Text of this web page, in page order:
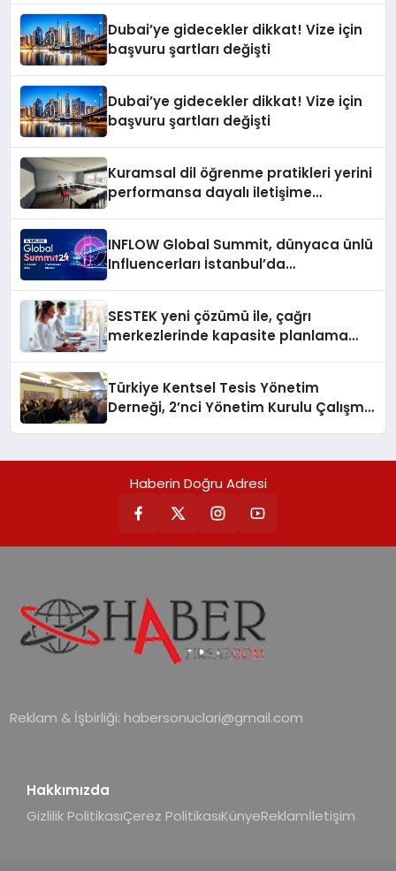
Dubai’ye gidecekler dikkat! Vize için
başvuru şartları değişti
Dubai’ye gidecekler dikkat! Vize için
başvuru şartları değişti
Kuramsal dil öğrenme pratikleri yerini
performansa dayalı iletişime
INFLOW Global Summit, dünyaca ünlü
Influencerları İstanbul’da
SESTEK yeni çözümü ile, çağrı
merkezlerinde kapasite planlama
Türkiye Kentsel Tesis Yönetim
Derneği, 2’nci Yönetim Kurulu Çalışma
Haberin Doğru Adresi
Reklam & İşbirliği: habersonuclari@gmail.com
Hakkımızda
Gizlilik PolitikasıÇerez PolitikasıKünyeReklamİletişim